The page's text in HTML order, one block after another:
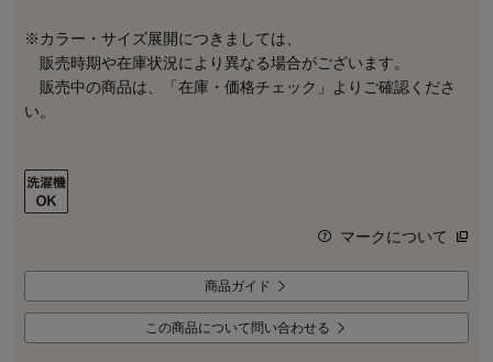
※カラー・サイズ展開につきましては、
販売時期や在庫状況により異なる場合がございます。
販売中の商品は、「在庫・価格チェック」よりご確認くださ
い。
マークについて
商品ガイド
この商品について問い合わせる